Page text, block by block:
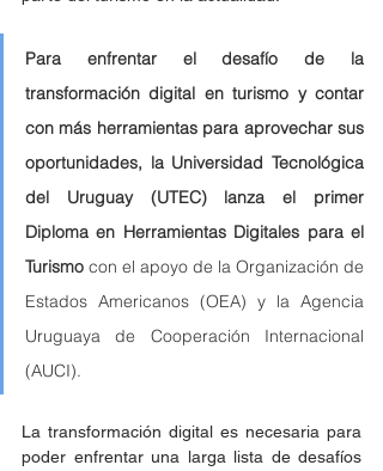
Para enfrentar el desafío de la
transformación digital en turismo y contar
con más herramientas para aprovechar sus
oportunidades, la Universidad Tecnológica
del Uruguay (UTEC) lanza el primer
Diploma en Herramientas Digitales para el
Turismo con el apoyo de la Organización de
Estados Americanos (OEA) y la Agencia
Uruguaya de Cooperación Internacional
(AUCI).
La transformación digital es necesaria para
poder enfrentar una larga lista de desafíos